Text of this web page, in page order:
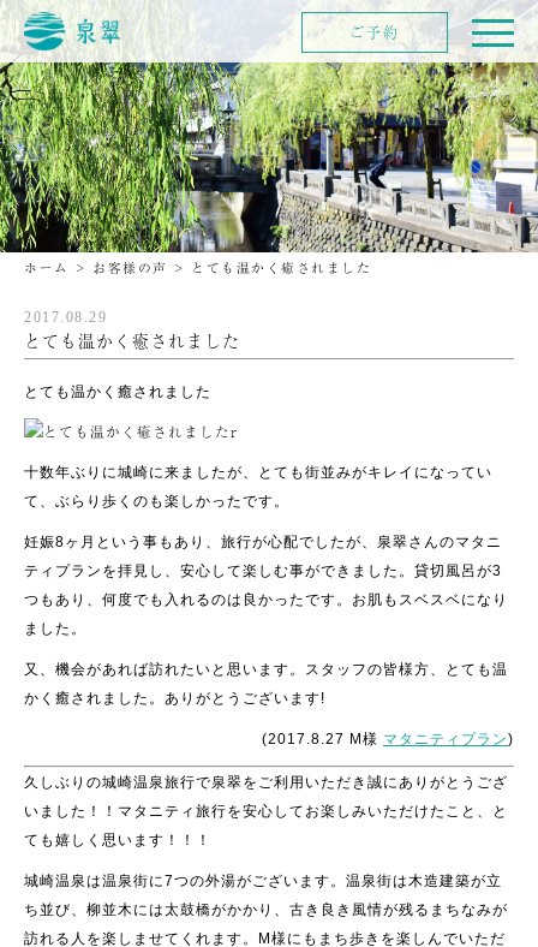
ホーム > お客様の声 > とても温かく癒されました
2017.08.29
とても温かく癒されました
とても温かく癒されました
十数年ぶりに城崎に来ましたが、とても街並みがキレイになってい
て、ぶらり歩くのも楽しかったです。
妊娠8ヶ月という事もあり、旅行が心配でしたが、泉翠さんのマタニ
ティプランを拝見し、安心して楽しむ事ができました。貸切風呂が3
つもあり、何度でも入れるのは良かったです。お肌もスベスベになり
ました。
又、機会があれば訪れたいと思います。スタッフの皆様方、とても温
かく癒されました。 ありがとうございます!
(2017.8.27 M様 マタニティプラン)
久しぶりの城崎温泉旅行で泉翠をご利用いただき誠にありがとうござ
いました！！マタニティ旅行を安心してお楽しみいただけたこと、と
ても嬉しく思います！！！
城崎温泉は温泉街に7つの外湯がございます。温泉街は木造建築が立
ち並び、柳並木には太鼓橋がかかり、古き良き風情が残るまちなみが
訪れる人を楽しませてくれます。M様にもまち歩きを楽しんでいただ
ご予約